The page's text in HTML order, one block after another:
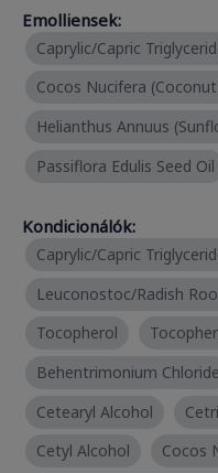
Emolliensek:
Caprylic/Capric
Cocos Nucifera
Helianthus Annuus
Passiflora Edulis Seed Oil
Kondicionálók:
Caprylic/Capric
Leuconostoc/Radish
Tocopherol
Behentrimonium Chloride
Cetearyl Alcohol
Cetyl Alcohol
Cocos